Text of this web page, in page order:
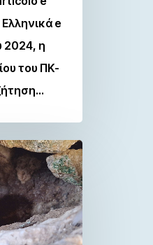
e
2024, η
του ΠΚ-